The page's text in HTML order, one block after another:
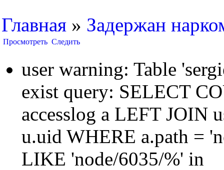
Главная » Задержан
Просмотреть Следить
user warning: Table
exist query: SELECT
accesslog a LEFT JOIN
u.uid WHERE a.path =
LIKE 'node/6035/%' in